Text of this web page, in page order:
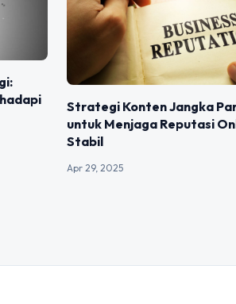
Strategi Konten Jangka
untuk Menjaga Reputasi
Stabil
Apr 29, 2025